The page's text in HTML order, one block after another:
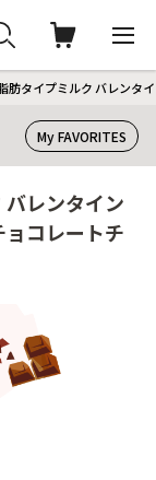
肪タイプミルク バレンタ
My FAVORITES
レンタイン
コレートチ